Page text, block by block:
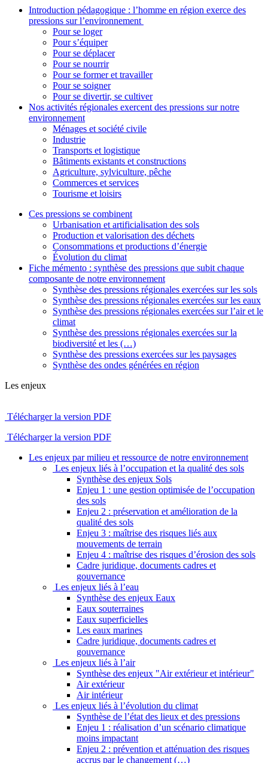
Introduction pédagogique : l’homme en région exerce des
pressions sur l’environnement
Pour se loger
Pour s’équiper
Pour se déplacer
Pour se nourrir
Pour se former et travailler
Pour se soigner
Pour se divertir, se cultiver
Nos activités régionales exercent des pressions sur notre
environnement
Ménages et société civile
Industrie
Transports et logistique
Bâtiments existants et constructions
Agriculture, sylviculture, pêche
Commerces et services
Tourisme et loisirs
Ces pressions se combinent
Urbanisation et artificialisation des sols
Production et valorisation des déchets
Consommations et productions d’énergie
Évolution du climat
Fiche mémento : synthèse des pressions que subit chaque
composante de notre environnement
Synthèse des pressions régionales exercées sur les sols
Synthèse des pressions régionales exercées sur les eaux
Synthèse des pressions régionales exercées sur l’air et le
climat
Synthèse des pressions régionales exercées sur la
biodiversité et les (…)
Synthèse des pressions exercées sur les paysages
Synthèse des ondes générées en région
Les enjeux
Télécharger la version PDF
Télécharger la version PDF
Les enjeux par milieu et ressource de notre environnement
Les enjeux liés à l’occupation et la qualité des sols
Synthèse des enjeux Sols
Enjeu 1 : une gestion optimisée de l’occupation
des sols
Enjeu 2 : préservation et amélioration de la
qualité des sols
Enjeu 3 : maîtrise des risques liés aux
mouvements de terrain
Enjeu 4 : maîtrise des risques d’érosion des sols
Cadre juridique, documents cadres et
gouvernance
Les enjeux liés à l’eau
Synthèse des enjeux Eaux
Eaux souterraines
Eaux superficielles
Les eaux marines
Cadre juridique, documents cadres et
gouvernance
Les enjeux liés à l’air
Synthèse des enjeux "Air extérieur et intérieur"
Air extérieur
Air intérieur
Les enjeux liés à l’évolution du climat
Synthèse de l’état des lieux et des pressions
Enjeu 1 : réalisation d’un scénario climatique
moins impactant
Enjeu 2 : prévention et atténuation des risques
accrus par le changement (…)